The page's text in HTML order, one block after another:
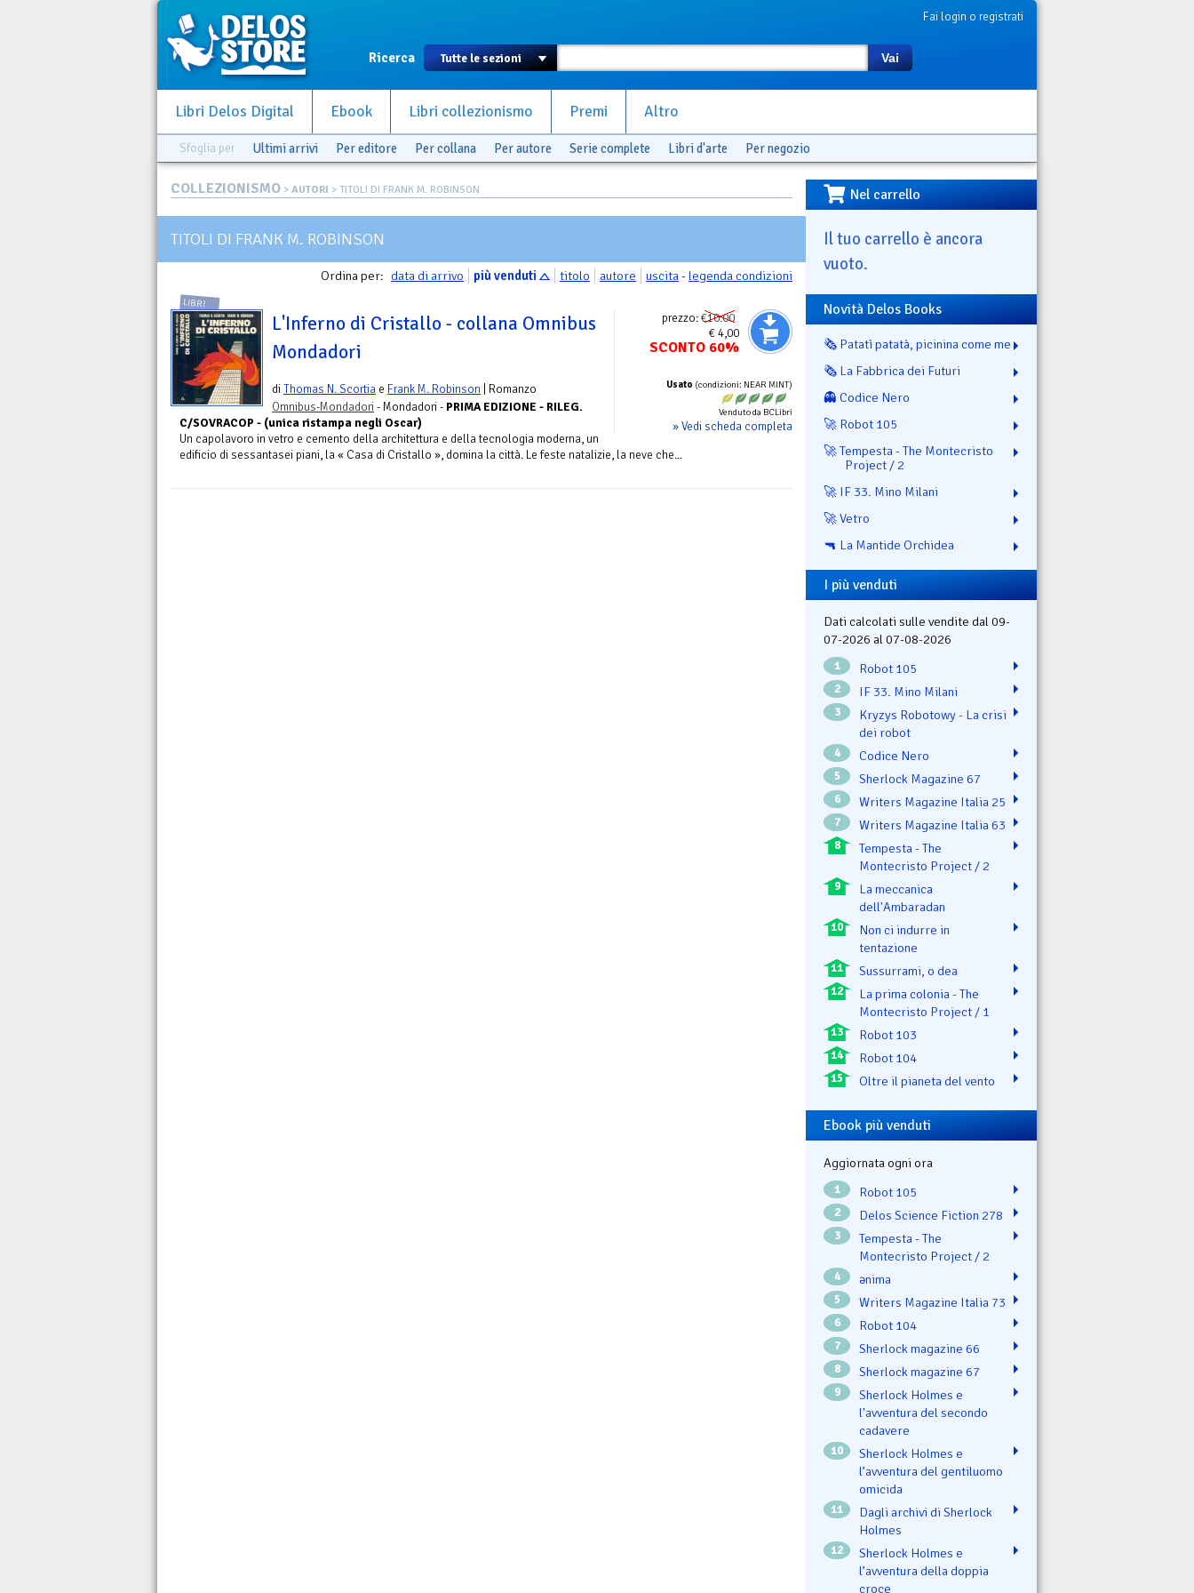
Fai login o registrati
Ricerca Vai
Libri Delos Digital Ebook Libri collezionismo Premi Altro
Sfoglia per Ultimi arrivi Per editore Per collana Per autore Serie complete Libri d'arte Per negozio
COLLEZIONISMO > AUTORI > TITOLI DI FRANK M. ROBINSON
TITOLI DI FRANK M. ROBINSON
Ordina per: data di arrivo più venduti titolo autore uscita-legenda condizioni
prezzo:€10.00
€ 4,00
SCONTO 60%
Usato (condizioni: NEAR MINT)
Venduto da BCLibri
» Vedi scheda completa
LIBRI
L'Inferno di Cristallo - collana Omnibus
Mondadori
diThomas N. Scortia e Frank M. Robinson | Romanzo
Omnibus-Mondadori - Mondadori - PRIMA EDIZIONE - RILEG.
C/SOVRACOP - (unica ristampa negli Oscar)
Un capolavoro in vetro e cemento della architettura e della tecnologia moderna, un
edificio di sessantasei piani, la « Casa di Cristallo », domina la città. Le feste natalizie, la neve che...
Nel carrello
Il tuo carrello è ancora
vuoto.
Novità Delos Books
🗞️ Patatì patatà, picinina come me
🗞️ La Fabbrica dei Futuri
👻 Codice Nero
🚀 Robot 105
🚀 Tempesta - The Montecristo
Project / 2
🚀 IF 33. Mino Milani
🚀 Vetro
🔫 La Mantide Orchidea
I più venduti
Dati calcolati sulle vendite dal 09-
07-2026 al 07-08-2026
1 Robot 105
2 IF 33. Mino Milani
3
Kryzys Robotowy - La crisi
dei robot
4 Codice Nero
5 Sherlock Magazine 67
6 Writers Magazine Italia 25
7 Writers Magazine Italia 63
8
Tempesta - The
Montecristo Project / 2
9
La meccanica
dell'Ambaradan
10
Non ci indurre in
tentazione
11 Sussurrami, o dea
12
La prima colonia - The
Montecristo Project / 1
13 Robot 103
14 Robot 104
15 Oltre il pianeta del vento
Ebook più venduti
Aggiornata ogni ora
1 Robot 105
2 Delos Science Fiction 278
3
Tempesta - The
Montecristo Project / 2
4 ənima
5 Writers Magazine Italia 73
6 Robot 104
7 Sherlock magazine 66
8 Sherlock magazine 67
9
Sherlock Holmes e
l'avventura del secondo
cadavere
10
Sherlock Holmes e
l’avventura del gentiluomo
omicida
11
Dagli archivi di Sherlock
Holmes
12
Sherlock Holmes e
l’avventura della doppia
croce